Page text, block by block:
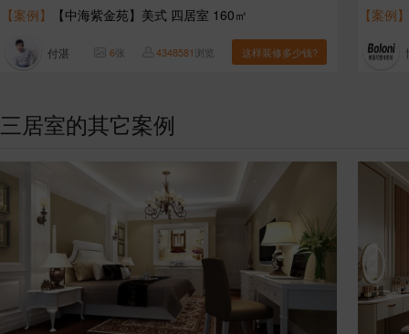
【案例】 【中海紫金苑】美式 四居室 160㎡
付湛 6张 4348581浏览 这样装修多少钱?
【案例】
三居室的其它案例